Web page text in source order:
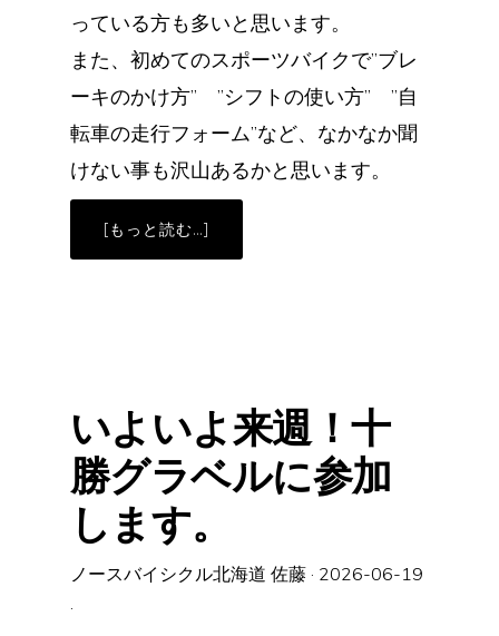
っている方も多いと思います。
また、初めてのスポーツバイクで”ブレ
ーキのかけ方” ”シフトの使い方” ”自
転車の走行フォーム”など、なかなか聞
けない事も沢山あるかと思います。
[もっと読む…]
心
開
催）
いよいよ来週！十
勝グラベルに参加
します。
ノースバイシクル北海道 佐藤· 2026-06-19
·
Copyright © 2026.ノースバイシクル北海道
ノースバイシクル北海道について
お問い合わせ
プライバシーポリシー